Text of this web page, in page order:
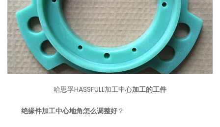
哈思孚HASSFULL加工中心加工的工件
绝缘件加工中心地角怎么调整好 ？